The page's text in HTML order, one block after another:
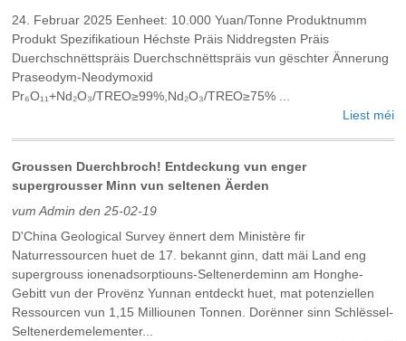
24. Februar 2025 Eenheet: 10.000 Yuan/Tonne Produktnumm
Produkt Spezifikatioun Héchste Präis Niddregsten Präis
Duerchschnëttspräis Duerchschnëttspräis vun gëschter Ännerung
Praseodym-Neodymoxid
Pr₆O₁₁+Nd₂O₃/TREO≥99%,Nd₂O₃/TREO≥75% ...
Liest méi
Groussen Duerchbroch! Entdeckung vun enger
supergrousser Minn vun seltenen Äerden
vum Admin den 25-02-19
D'China Geological Survey ënnert dem Ministère fir
Naturressourcen huet de 17. bekannt ginn, datt mäi Land eng
supergrouss ionenadsorptiouns-Seltenerdeminn am Honghe-
Gebitt vun der Provënz Yunnan entdeckt huet, mat potenziellen
Ressourcen vun 1,15 Milliounen Tonnen. Dorënner sinn Schlëssel-
Seltenerdemelementer...